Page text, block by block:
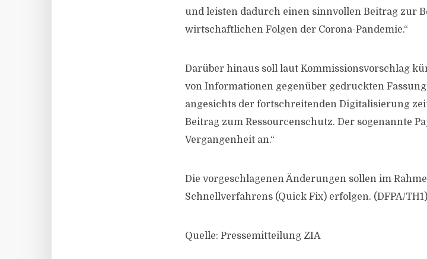
und leisten dadurch einen sinnvollen Beitrag zur
wirtschaftlichen Folgen der Corona-Pandemie.“
Darüber hinaus soll laut Kommissionsvorschlag
von Informationen gegenüber gedruckten
angesichts der fortschreitenden Digitalisierung
Beitrag zum Ressourcenschutz. Der sogenannte
Vergangenheit an.“
Die vorgeschlagenen Änderungen sollen im
Schnellverfahrens (Quick Fix) erfolgen. (DFPA/TH1)
Quelle: Pressemitteilung ZIA